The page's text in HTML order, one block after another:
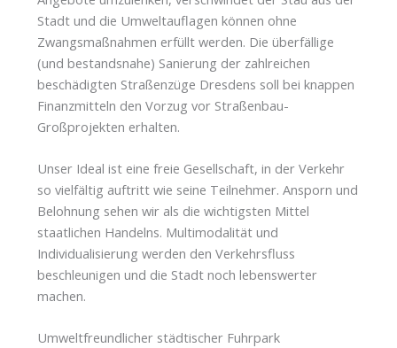
Stadt und die Umweltauflagen können ohne
Zwangsmaßnahmen erfüllt werden. Die überfällige
(und bestandsnahe) Sanierung der zahlreichen
beschädigten Straßenzüge Dresdens soll bei knappen
Finanzmitteln den Vorzug vor Straßenbau-
Großprojekten erhalten.
Unser Ideal ist eine freie Gesellschaft, in der Verkehr
so vielfältig auftritt wie seine Teilnehmer. Ansporn und
Belohnung sehen wir als die wichtigsten Mittel
staatlichen Handelns. Multimodalität und
Individualisierung werden den Verkehrsfluss
beschleunigen und die Stadt noch lebenswerter
machen.
Umweltfreundlicher städtischer Fuhrpark